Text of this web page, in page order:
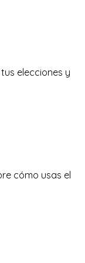
elecciones y
cómo usas el